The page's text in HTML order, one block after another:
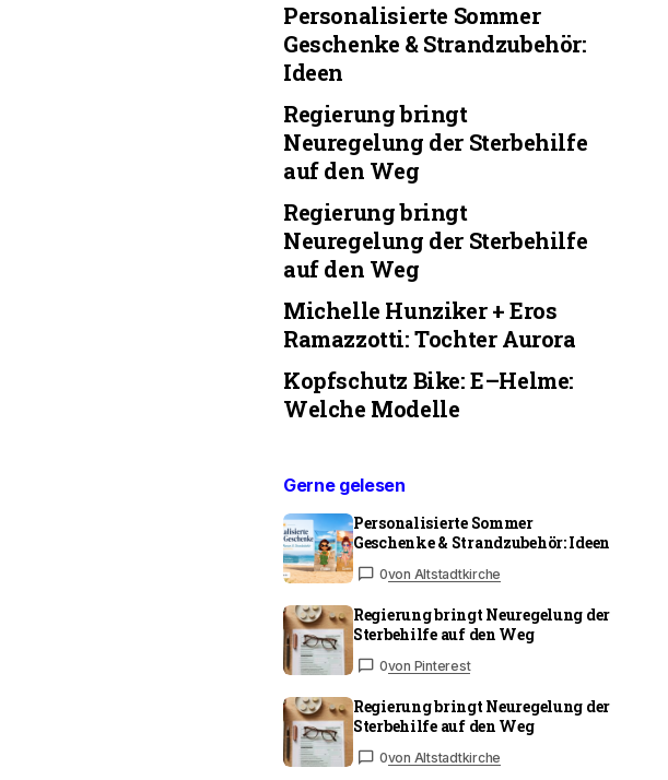
Personalisierte Sommer
Geschenke & Strandzubehör:
Ideen
Regierung bringt
Neuregelung der Sterbehilfe
auf den Weg
Regierung bringt
Neuregelung der Sterbehilfe
auf den Weg
Michelle Hunziker + Eros
Ramazzotti: Tochter Aurora
Kopfschutz Bike: E–Helme:
Welche Modelle
Gerne gelesen
Personalisierte Sommer
Geschenke & Strandzubehör: Ideen
0von Altstadtkirche
Regierung bringt Neuregelung der
Sterbehilfe auf den Weg
0von Pinterest
Regierung bringt Neuregelung der
Sterbehilfe auf den Weg
0von Altstadtkirche